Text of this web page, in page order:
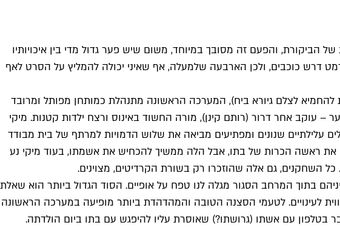
והפעם זה מסובך במיוחד, משום שיש פער גדול מדי בין איכויותיו
ממנו, וממוצע בין 4 ל־1 אינו מייצג שום אמת. אבל הפורמט דרש כוכבים, ולכן הארבעה שלמעלה, אף שאיני יכולה להמליץ על הסרט לאף
להחמיא לצלם גיורא ביח), המערכה הראשונה מתנהלת כמותחן מפותל ומרובד
עוקב אחר דרור (רותם קינן), מורה החשוד באינוס ורצח ילדות קטנות. מיקי
עלילתיים שנונים ומפתיעים מביאה את שלוש הדמויות למרתף של בית מבודד
את ראשה הכרות של בתו, אבל הלה ממשיך להכחיש את אשמתו, בעוד מיקי נע
השחקנים, גם אלה שהוזכרו רק בשורת הקרדיטים, מצוינים.
בתוך המרחב הסגור מגלה לנו טפח על אופיים. הסוד הגדול ביותר הוא שאלת
לטעמי הסצנה הטובה והמהדהדת ביותר מופיעה במערכה הראשונה
עם אשתו (גרושתו?) שאוסרת עליו להיפגש עם בתו ביום הולדתה.